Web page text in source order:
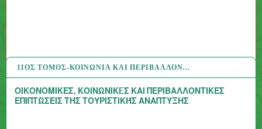
11ΟΣ ΤΌΜΟΣ-ΚΟΙΝΩΝΊΑ ΚΑΙ ΠΕΡΙΒΆΛΛΟΝ…
ΟΙΚΟΝΟΜΙΚΕΣ, ΚΟΙΝΩΝΙΚEΣ ΚΑΙ ΠΕΡΙΒΑΛΛΟΝΤΙΚΕΣ
ΕΠΙΠΤΩΣΕΙΣ ΤΗΣ ΤΟΥΡΙΣΤΙΚΉΣ ΑΝΑΠΤΥΞΗΣ
13 ΙΟΎΛ 2020